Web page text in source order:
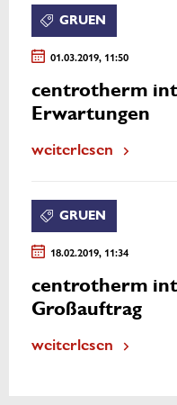
GRUEN
01.03.2019, 11:50
centrotherm
Erwartungen
weiterlesen
GRUEN
18.02.2019, 11:34
centrotherm
Großauftrag
weiterlesen